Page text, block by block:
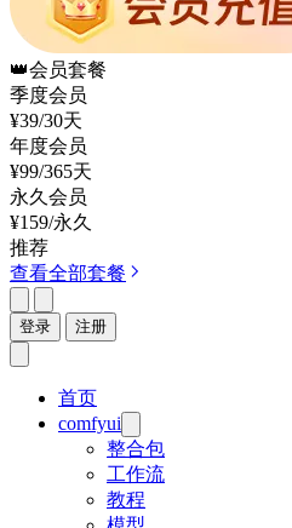
👑会员套餐
季度会员
¥39/30天
年度会员
¥99/365天
永久会员
¥159/永久
推荐
查看全部套餐
登录 注册
首页
comfyui
整合包
工作流
教程